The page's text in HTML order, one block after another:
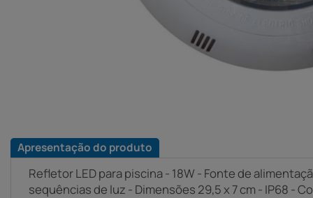
Apresentação do produto
Refletor LED para piscina - 18W - Fonte de
sequências de luz - Dimensões 29,5 x 7 cm - IP68 -